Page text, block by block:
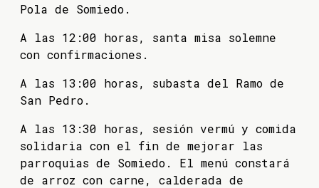
Pola de Somiedo.
A las 12:00 horas, santa misa solemne
con confirmaciones.
A las 13:00 horas, subasta del Ramo de
San Pedro.
A las 13:30 horas, sesión vermú y comida
solidaria con el fin de mejorar las
parroquias de Somiedo. El menú constará
de arroz con carne, calderada de